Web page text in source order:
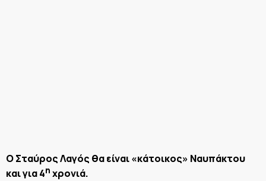
O Σταύρος Λαγός θα είναι «κάτοικος» Ναυπάκτου
και για 4η χρονιά.